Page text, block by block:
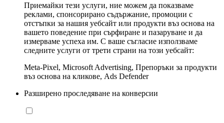
Приемайки тези услуги, ние можем да показваме
реклами, спонсорирано съдържание, промоции с
отстъпки за нашия уебсайт или продукти въз основа на
вашето поведение при сърфиране и пазаруване и да
измерваме успеха им. С ваше съгласие използваме
следните услуги от трети страни на този уебсайт:
Meta-Pixel, Microsoft Advertising, Препоръки за продукти
въз основа на кликове, Ads Defender
Разширено проследяване на конверсии